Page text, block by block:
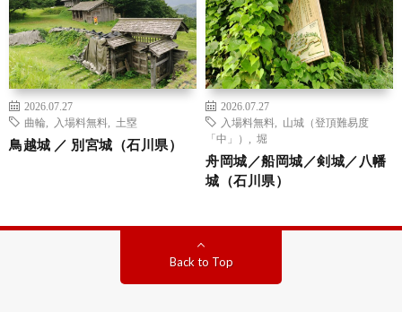
2026.07.27
曲輪
入場料無料 土塁
鳥越城 ／ 別宮城（石川県）
2026.07.27
入場料無料
山城（登頂難易度
「中」）
堀
舟岡城／船岡城／剣城／八幡
城（石川県）
Back to Top